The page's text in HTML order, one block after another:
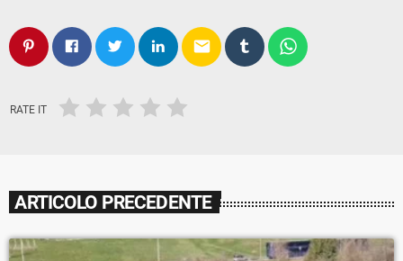
email
RATE IT
ARTICOLO PRECEDENTE